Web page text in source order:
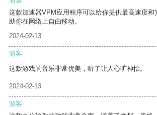
这款加速器VPM应用程序可以给你提供最高速度和
助你在网络上自由移动。
2024-02-13
游客
这款游戏的音乐非常优美，听了让人心旷神怡。
2024-02-13
游客